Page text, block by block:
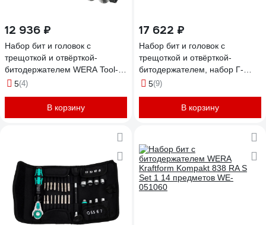
12 936 ₽
Набор бит и головок с
трещоткой и отвёрткой-
битодержателем WERA Tool-
Check PLUS 1 39 предмета,
5(4)
В корзину
17 622 ₽
Набор бит и головок с
трещоткой и отвёрткой-
битодержателем, набор Г-
образный ключей и набор 4
битодержателя WERA 50
предметов WE-049020
5(9)
В корзину